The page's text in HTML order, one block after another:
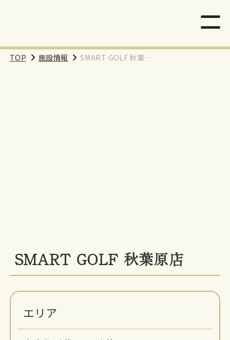
TOP 施設情報
SMART GOLF 秋葉原
SMART GOLF 秋葉原店
エリア